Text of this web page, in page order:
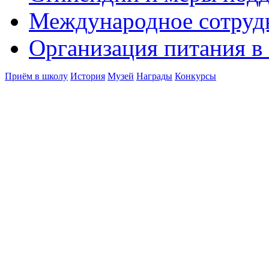
Международное
Организация питания в
Приём в школу История Музей Награды Конкурсы